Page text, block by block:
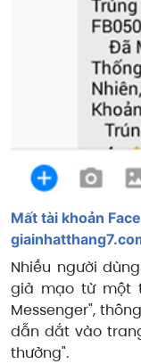
Mất tài khoản
Nhiều người
giả mạo từ một
Messenger",
dẫn dắt vào
thưởng".